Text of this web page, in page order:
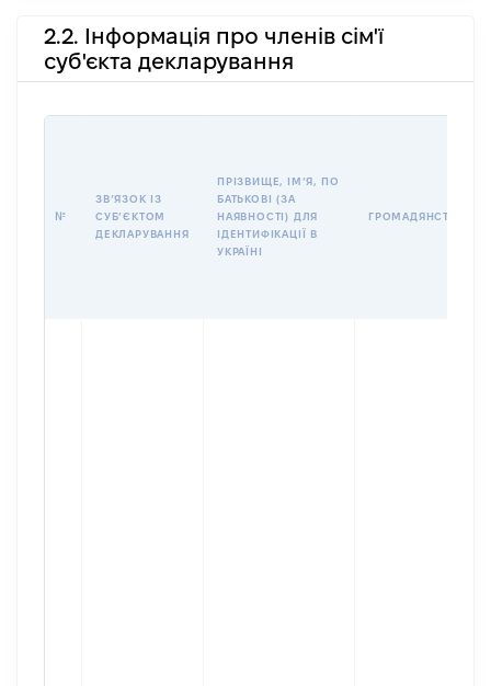
2.2. Інформація про членів сім'ї
суб'єкта декларування
№
ЗВʼЯЗОК ІЗ
СУБʼЄКТОМ
ДЕКЛАРУВАННЯ
ПРІЗВИЩЕ, ІМʼЯ, ПО
БАТЬКОВІ (ЗА
НАЯВНОСТІ) ДЛЯ
ІДЕНТИФІКАЦІЇ В
УКРАЇНІ
ГРОМАДЯНСТВО